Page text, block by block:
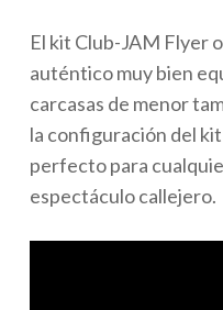
El kit Club-JAM Flyer
auténtico muy bien
carcasas de menor
la configuración del
perfecto para
espectáculo callejero.